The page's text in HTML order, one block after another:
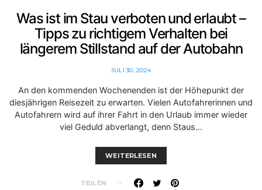
Was ist im Stau verboten und erlaubt –
Tipps zu richtigem Verhalten bei
längerem Stillstand auf der Autobahn
JULI 30, 2024
An den kommenden Wochenenden ist der Höhepunkt der
diesjährigen Reisezeit zu erwarten. Vielen Autofahrerinnen und
Autofahrern wird auf ihrer Fahrt in den Urlaub immer wieder
viel Geduld abverlangt, denn Staus…
WEITERLESEN
TEILEN